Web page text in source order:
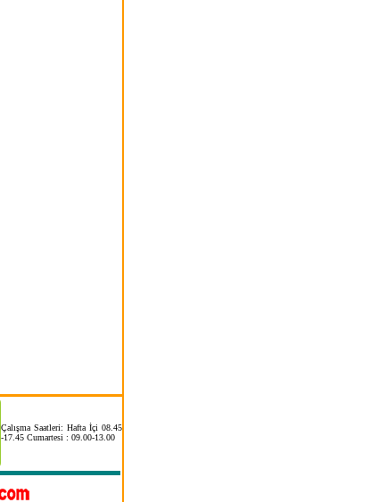
Çalışma Saatleri: Hafta İçi 08.45
-17.45 Cumartesi : 09.00-13.00